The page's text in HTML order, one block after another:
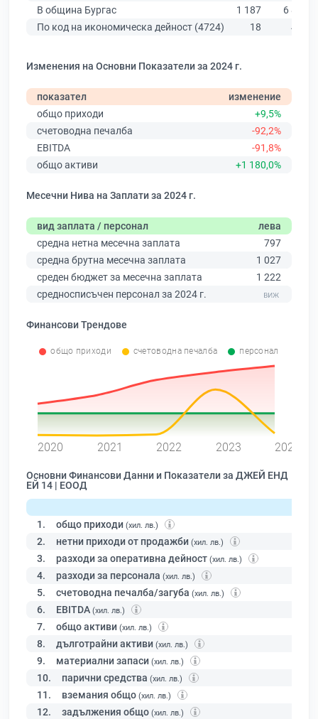
В община Бургас
1 187
6 879
По код на икономическа дейност (4724)
18 478
Изменения на Основни Показатели за 2024 г.
показател
изменение
общо приходи
+9,5%
счетоводна печалба
-92,2%
EBITDA
-91,8%
общо активи
+1 180,0%
Месечни Нива на Заплати за 2024 г.
вид заплата / персонал
лева
средна нетна месечна заплата
797
средна брутна месечна заплата
1 027
среден бюджет за месечна заплата
1 222
средносписъчен персонал за 2024 г.
Финансови Трендове
общо приходи счетоводна печалба персонал
2020 2021 2022 2023 2024
Основни Финансови Данни и Показатели за ДЖЕЙ ЕНД
ЕЙ 14 | ЕООД
1. общо приходи (хил. лв.)
2. нетни приходи от продажби (хил. лв.)
3. разходи за оперативна дейност (хил. лв.)
4. разходи за персонала (хил. лв.)
5. счетоводна печалба/загуба (хил. лв.)
6. EBITDA (хил. лв.)
7. общо активи (хил. лв.)
8. дълготрайни активи (хил. лв.)
9. материални запаси (хил. лв.)
10. парични средства (хил. лв.)
11. вземания общо (хил. лв.)
12. задължения общо (хил. лв.)